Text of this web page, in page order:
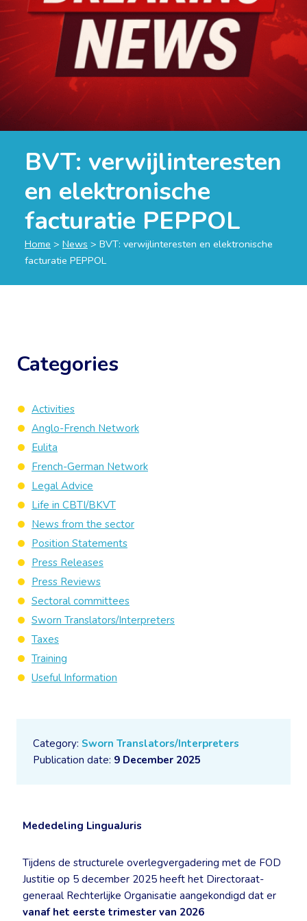
BVT: verwijlinteresten
en elektronische
facturatie PEPPOL
Home > News > BVT: verwijlinteresten en elektronische
facturatie PEPPOL
Category: Sworn Translators/Interpreters
Publication date: 9 December 2025
Mededeling LinguaJuris
Tijdens de structurele overlegvergadering met de FOD
Justitie op 5 december 2025 heeft het Directoraat-
generaal Rechterlijke Organisatie aangekondigd dat er
vanaf het eerste trimester van 2026
Categories
Activities
Anglo-French Network
Eulita
French-German Network
Legal Advice
Life in CBTI/BKVT
News from the sector
Position Statements
Press Releases
Press Reviews
Sectoral committees
Sworn Translators/Interpreters
Taxes
Training
Useful Information